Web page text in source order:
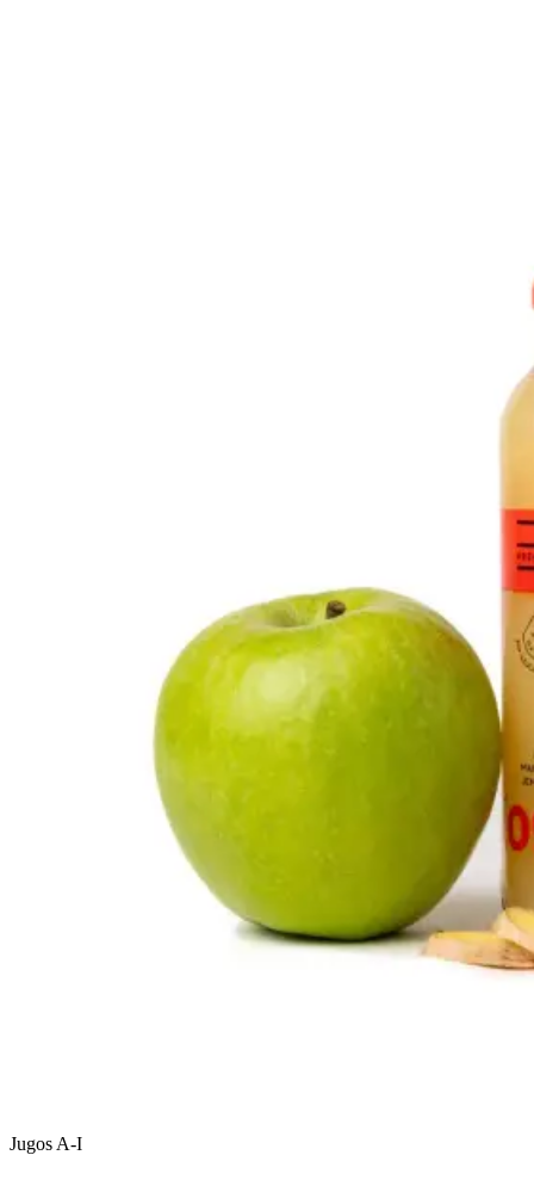
Jugos A-I